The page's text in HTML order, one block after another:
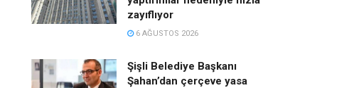
zayıflıyor
6 AĞUSTOS 2026
Şişli Belediye Başkanı
Şahan’dan çerçeve yasa